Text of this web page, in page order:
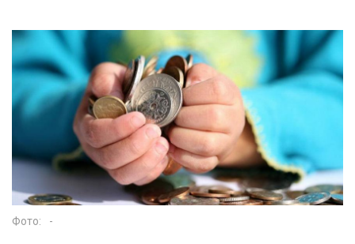
Фото: -